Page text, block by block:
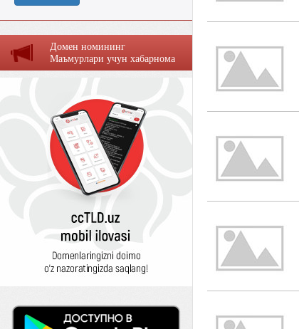
Домен номининг
Маъмурлaри учун хaбaрномa